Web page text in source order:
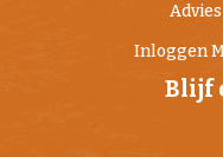
Inloggen
Blijf